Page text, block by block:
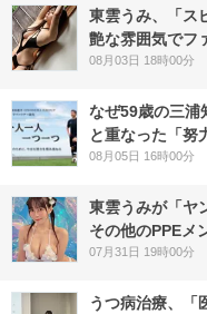
東雲うみ、「ス
艶な雰囲気でフ
08月03日 18時00分
なぜ59歳の三
と重なった「努
08月05日 16時00分
東雲うみが「ヤ
その他のPPEメ
07月31日 19時00分
うつ病治療、